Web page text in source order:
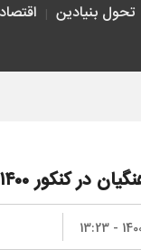
تحول بنیادین
۱۴۰۰ شکسته شد